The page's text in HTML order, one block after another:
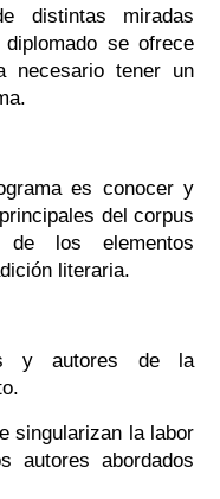
distintas miradas
se ofrece
necesario tener un
es conocer y
del corpus
de los elementos
literaria.
y autores de la
singularizan la labor
autores abordados